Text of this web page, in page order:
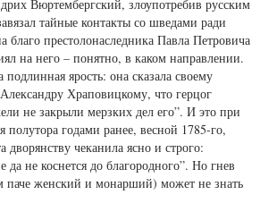
Вюртембергский, злоупотребив русским
тайные контакты со шведами ради
благо престолонаследника Павла Петровича
на него – понятно, в каком направлении.
подлинная ярость: она сказала своему
Храповицкому, что герцог
не закрыли мерзких дел его”. И это при
полутора годами ранее, весной 1785-го,
дворянству чеканила ясно и строго:
да не коснется до благородного”. Но гнев
паче женский и монарший) может не знать